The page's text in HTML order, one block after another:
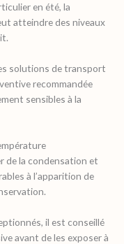
en été, la
atteindre des niveaux
solutions de transport
recommandée
sensibles à la
de la condensation et
à l’apparition de
il est conseillé
avant de les exposer à